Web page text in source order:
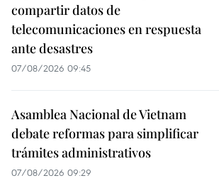
compartir datos de
telecomunicaciones en respuesta
ante desastres
07/08/2026 09:45
Asamblea Nacional de Vietnam
debate reformas para simplificar
trámites administrativos
07/08/2026 09:29